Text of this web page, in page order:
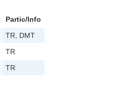
Partic/Info
TR, DMT
TR
TR